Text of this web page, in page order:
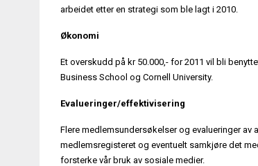
arbeidet etter en strategi som ble lagt i 2010.
Økonomi
Et overskudd på kr 50.000,- for 2011 vil bli
Business School og Cornell University.
Evalueringer/effektivisering
Flere medlemsundersøkelser og evalueringer
medlemsregisteret og eventuelt samkjøre det
forsterke vår bruk av sosiale medier.